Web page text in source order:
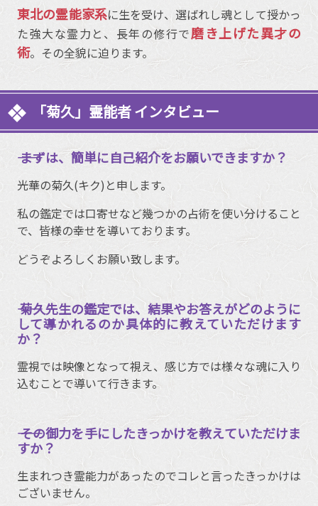
東北の霊能家系に生を受け、選ばれし魂として授かっ
た強大な霊力と、長年の修行で磨き上げた異才の
術。その全貌に迫ります。
「菊久」霊能者 インタビュー
―― まずは、簡単に自己紹介をお願いできますか？
光華の菊久(キク)と申します。
私の鑑定では口寄せなど幾つかの占術を使い分けること
で、皆様の幸せを導いております。
どうぞよろしくお願い致します。
―― 菊久先生の鑑定では、結果やお答えがどのように
して導かれるのか具体的に教えていただけます
か？
霊視では映像となって視え、感じ方では様々な魂に入り
込むことで導いて行きます。
―― その御力を手にしたきっかけを教えていただけま
すか？
生まれつき霊能力があったのでコレと言ったきっかけは
ございません。